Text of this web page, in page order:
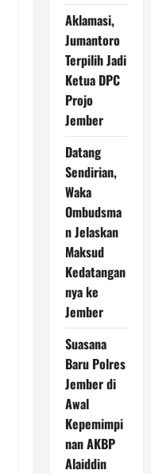
Aklamasi,
Jumantoro
Terpilih Jadi
Ketua DPC
Projo
Jember
Datang
Sendirian,
Waka
Ombudsma
n Jelaskan
Maksud
Kedatangan
nya ke
Jember
Suasana
Baru Polres
Jember di
Awal
Kepemimpi
nan AKBP
Alaiddin